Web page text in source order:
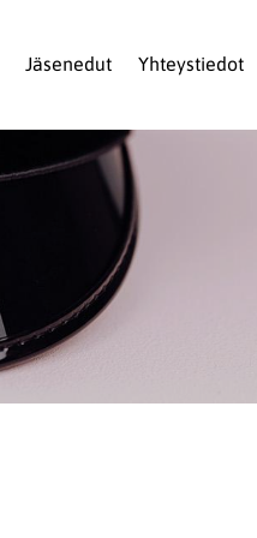
Jäsenedut Yhteystiedot